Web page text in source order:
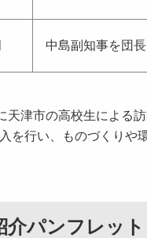
中島副知事を団
津市の高校生による
を行い、ものづくりや
介パンフレット